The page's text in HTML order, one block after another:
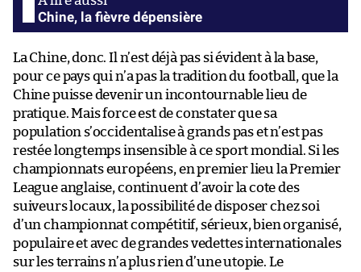
Chine, la fièvre dépensière
La Chine, donc. Il n’est déjà pas si évident à la base,
pour ce pays qui n’a pas la tradition du football, que la
Chine puisse devenir un incontournable lieu de
pratique. Mais force est de constater que sa
population s’occidentalise à grands pas et n’est pas
restée longtemps insensible à ce sport mondial. Si les
championnats européens, en premier lieu la Premier
League anglaise, continuent d’avoir la cote des
suiveurs locaux, la possibilité de disposer chez soi
d’un championnat compétitif, sérieux, bien organisé,
populaire et avec de grandes vedettes internationales
sur les terrains n’a plus rien d’une utopie. Le